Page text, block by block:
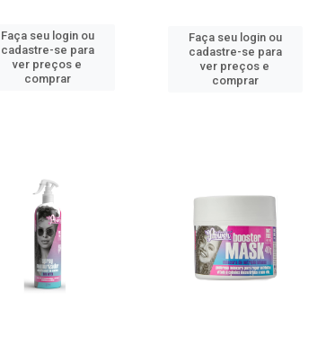
Faça seu login ou
cadastre-se para
ver preços e
comprar
Faça seu login ou
cadastre-se para
ver preços e
comprar